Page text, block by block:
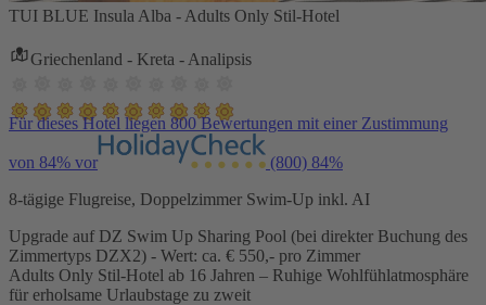
TUI BLUE Insula Alba - Adults Only Stil-Hotel
Griechenland - Kreta - Analipsis
Für dieses Hotel liegen 800 Bewertungen mit einer Zustimmung
von 84% vor (800) 84%
8-tägige Flugreise, Doppelzimmer Swim-Up inkl. AI
Upgrade auf DZ Swim Up Sharing Pool (bei direkter Buchung des
Zimmertyps DZX2) - Wert: ca. € 550,- pro Zimmer
Adults Only Stil-Hotel ab 16 Jahren – Ruhige Wohlfühlatmosphäre
für erholsame Urlaubstage zu zweit